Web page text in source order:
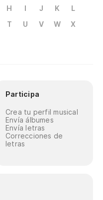
H I J K
L
T U V W
X
Participa
Crea tu perfil musical
Envía álbumes
Envía letras
Correcciones de
letras